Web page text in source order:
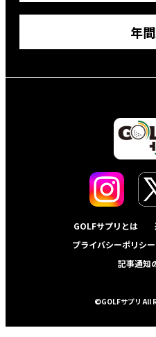
年
GOLFサプリとは
プライバシーポリシー
記事通知
©GOLFサプリ